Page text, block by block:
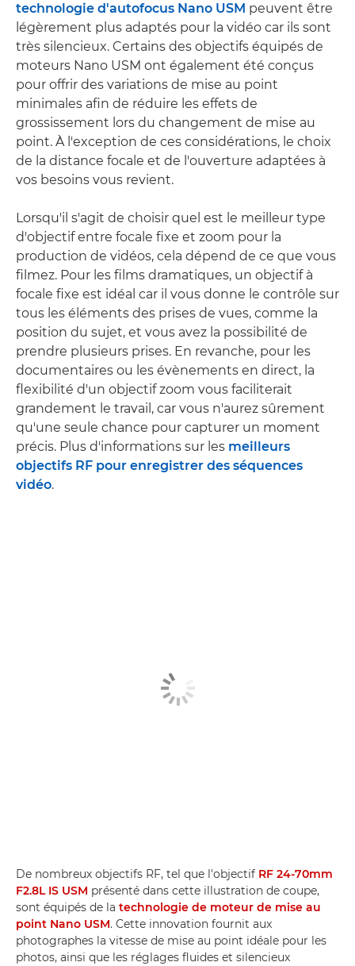
technologie d'autofocus Nano USM peuvent être
légèrement plus adaptés pour la vidéo car ils sont
très silencieux. Certains des objectifs équipés de
moteurs Nano USM ont également été conçus
pour offrir des variations de mise au point
minimales afin de réduire les effets de
grossissement lors du changement de mise au
point. À l'exception de ces considérations, le choix
de la distance focale et de l'ouverture adaptées à
vos besoins vous revient.
Lorsqu'il s'agit de choisir quel est le meilleur type
d'objectif entre focale fixe et zoom pour la
production de vidéos, cela dépend de ce que vous
filmez. Pour les films dramatiques, un objectif à
focale fixe est idéal car il vous donne le contrôle sur
tous les éléments des prises de vues, comme la
position du sujet, et vous avez la possibilité de
prendre plusieurs prises. En revanche, pour les
documentaires ou les évènements en direct, la
flexibilité d'un objectif zoom vous faciliterait
grandement le travail, car vous n'aurez sûrement
qu'une seule chance pour capturer un moment
précis. Plus d'informations sur les meilleurs
objectifs RF pour enregistrer des séquences
vidéo.
De nombreux objectifs RF, tel que l'objectif RF 24-70mm
F2.8L IS USM présenté dans cette illustration de coupe,
sont équipés de la technologie de moteur de mise au
point Nano USM. Cette innovation fournit aux
photographes la vitesse de mise au point idéale pour les
photos, ainsi que les réglages fluides et silencieux